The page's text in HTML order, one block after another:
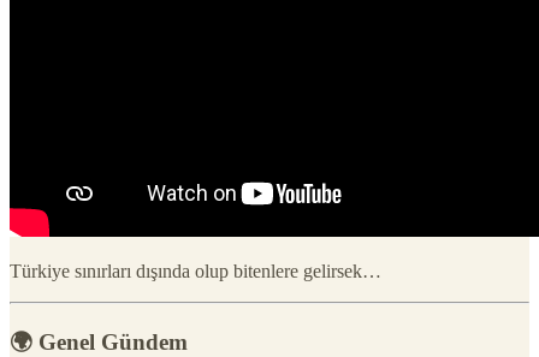
Türkiye sınırları dışında olup bitenlere gelirsek…
🌍 Genel Gündem